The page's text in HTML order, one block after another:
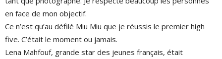
en face de mon objectif.
Ce n’est qu’au défilé Miu Miu que je réussis le premier high
five. C’était le moment ou jamais.
Lena Mahfouf, grande star des jeunes français, était